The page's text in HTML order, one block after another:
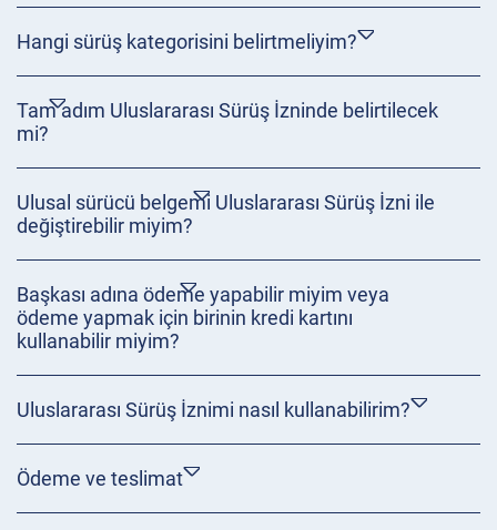
Hangi sürüş kategorisini belirtmeliyim?
Tam adım Uluslararası Sürüş İzninde belirtilecek
mi?
Ulusal sürücü belgemi Uluslararası Sürüş İzni ile
değiştirebilir miyim?
Başkası adına ödeme yapabilir miyim veya
ödeme yapmak için birinin kredi kartını
kullanabilir miyim?
Uluslararası Sürüş İznimi nasıl kullanabilirim?
Ödeme ve teslimat